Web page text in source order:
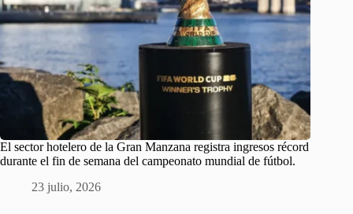
El sector hotelero de la Gran Manzana registra ingresos récord
durante el fin de semana del campeonato mundial de fútbol.
23 julio, 2026